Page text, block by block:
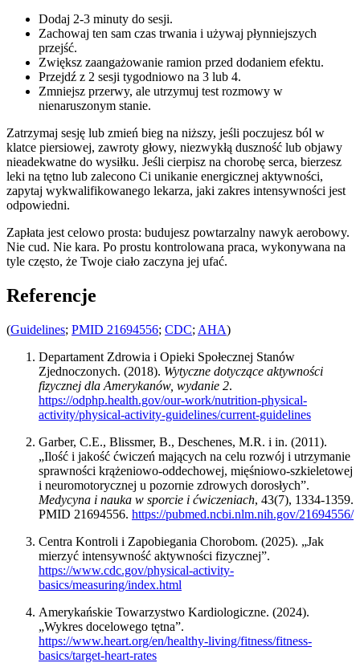
Dodaj 2-3 minuty do sesji.
Zachowaj ten sam czas trwania i używaj płynniejszych
przejść.
Zwiększ zaangażowanie ramion przed dodaniem efektu.
Przejdź z 2 sesji tygodniowo na 3 lub 4.
Zmniejsz przerwy, ale utrzymuj test rozmowy w
nienaruszonym stanie.
Zatrzymaj sesję lub zmień bieg na niższy, jeśli poczujesz ból w
klatce piersiowej, zawroty głowy, niezwykłą duszność lub objawy
nieadekwatne do wysiłku. Jeśli cierpisz na chorobę serca, bierzesz
leki na tętno lub zalecono Ci unikanie energicznej aktywności,
zapytaj wykwalifikowanego lekarza, jaki zakres intensywności jest
odpowiedni.
Zapłata jest celowo prosta: budujesz powtarzalny nawyk aerobowy.
Nie cud. Nie kara. Po prostu kontrolowana praca, wykonywana na
tyle często, że Twoje ciało zaczyna jej ufać.
Referencje
(Guidelines; PMID 21694556; CDC; AHA)
Departament Zdrowia i Opieki Społecznej Stanów
Zjednoczonych. (2018). Wytyczne dotyczące aktywności
fizycznej dla Amerykanów, wydanie 2.
https://odphp.health.gov/our-work/nutrition-physical-
activity/physical-activity-guidelines/current-guidelines
Garber, C.E., Blissmer, B., Deschenes, M.R. i in. (2011).
„Ilość i jakość ćwiczeń mających na celu rozwój i utrzymanie
sprawności krążeniowo-oddechowej, mięśniowo-szkieletowej
i neuromotorycznej u pozornie zdrowych dorosłych”.
Medycyna i nauka w sporcie i ćwiczeniach, 43(7), 1334-1359.
PMID 21694556. https://pubmed.ncbi.nlm.nih.gov/21694556/
Centra Kontroli i Zapobiegania Chorobom. (2025). „Jak
mierzyć intensywność aktywności fizycznej”.
https://www.cdc.gov/physical-activity-
basics/measuring/index.html
Amerykańskie Towarzystwo Kardiologiczne. (2024).
„Wykres docelowego tętna”.
https://www.heart.org/en/healthy-living/fitness/fitness-
basics/target-heart-rates